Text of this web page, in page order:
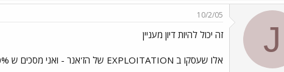
J
10/2/05
זה יכול להיות דיון מעניין
אלו שעסקו ב EXPLOITATION של הז'אנר - ואני מסכים ש 70% מהאלבום המדובר סובל מ"ניצול" שכזה....